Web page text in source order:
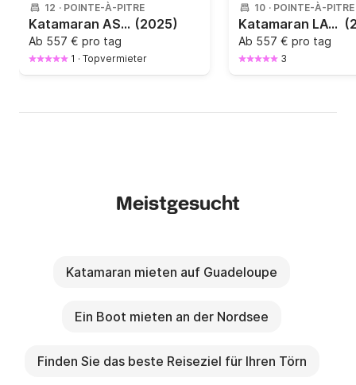
12 · POINTE-À-PITRE
Katamaran ASTREA 42 (4 CAB + 2 / 4 SDB) 12m (2025)
Ab 557 € pro tag
1 · Topvermieter
10 · POINTE-À-PITRE
Katamaran LAGOON 42 2025 12m
Ab 557 € pro tag
3
Meistgesucht
Katamaran mieten auf Guadeloupe
Ein Boot mieten an der Nordsee
Finden Sie das beste Reiseziel für Ihren Törn